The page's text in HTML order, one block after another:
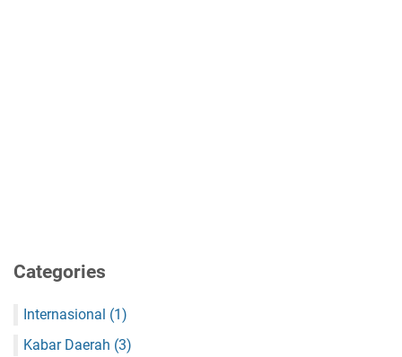
Categories
Internasional (1)
Kabar Daerah (3)